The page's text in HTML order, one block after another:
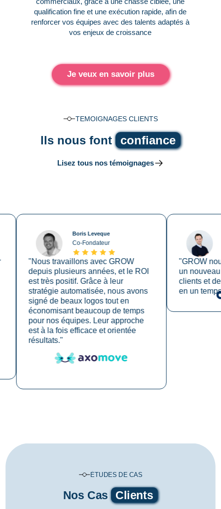
qualification fine et une exécution rapide, afin de
renforcer vos équipes avec des talents adaptés à
vos enjeux de croissance
Je veux en savoir plus
TEMOIGNAGES CLIENTS
lls nous font confiance
Lisez tous nos témoignages
Boris Leveque
Co-Fondateur
"Nous travaillons avec GROW
depuis plusieurs années, et le ROI
est très positif. Grâce à leur
stratégie automatisée, nous avons
signé de beaux logos tout en
économisant beaucoup de temps
pour nos équipes. Leur approche
est à la fois efficace et orientée
résultats."
"GROW nous a
un nouveau
clients et de le
en un temps
ÉTUDES DE CAS
Nos Cas Clients